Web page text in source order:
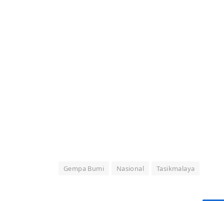
Gempa Bumi Nasional Tasikmalaya